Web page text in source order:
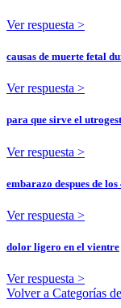
Ver respuesta >
causas de muerte fetal
Ver respuesta >
para que sirve el
Ver respuesta >
embarazo despues de los
Ver respuesta >
dolor ligero en el vientre
Ver respuesta >
Volver a Categorías